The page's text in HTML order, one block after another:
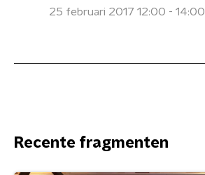
25 februari 2017 12:00 - 14:00
Recente fragmenten